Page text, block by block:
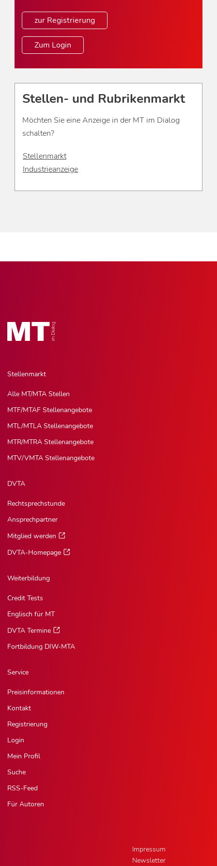
zur Registrierung
Zum Login
Stellen- und Rubrikenmarkt
Möchten Sie eine Anzeige in der MT im Dialog
schalten?
Stellenmarkt
Industrieanzeige
Stellenmarkt
Alle MT/MTA Stellen
MTF/MTAF Stellenangebote
MTL/MTLA Stellenangebote
MTR/MTRA Stellenangebote
MTV/VMTA Stellenangebote
DVTA
Rechtsprechstunde
Ansprechpartner
Mitglied werden
DVTA-Homepage
Weiterbildung
Credit Tests
Englisch für MT
DVTA Termine
Fortbildung DIW-MTA
Service
Preisinformationen
Kontakt
Registrierung
Login
Mein Profil
Suche
RSS-Feed
Für Autoren
Impressum
Newsletter